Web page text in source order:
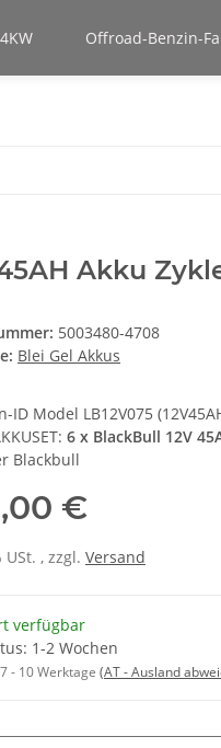
Offroad-Benzin-
Akku
5003480-4708
Blei Gel Akkus
ID Model LB12V075
6 x BlackBull 12V
Blackbull
€
USt. , zzgl. Versand
verfügbar
1-2 Wochen
7 - 10 Werktage (AT - Ausland